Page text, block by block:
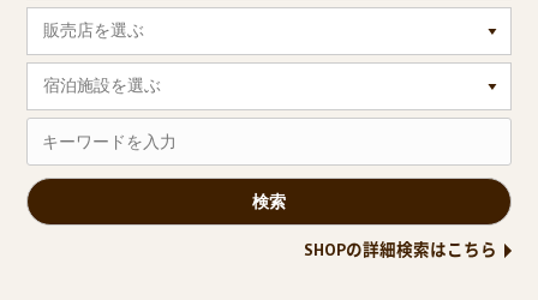
販売店を選ぶ
宿泊施設を選ぶ
SHOPの詳細検索はこちら